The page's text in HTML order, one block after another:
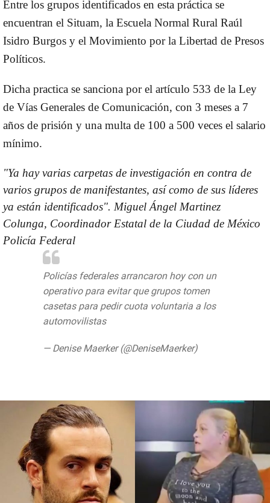
Entre los grupos identificados en esta práctica se
encuentran el Situam, la Escuela Normal Rural Raúl
Isidro Burgos y el Movimiento por la Libertad de Presos
Políticos.
Dicha practica se sanciona por el artículo 533 de la Ley
de Vías Generales de Comunicación, con 3 meses a 7
años de prisión y una multa de 100 a 500 veces el salario
mínimo.
"Ya hay varias carpetas de investigación en contra de
varios grupos de manifestantes, así como de sus líderes
ya están identificados". Miguel Ángel Martinez
Colunga, Coordinador Estatal de la Ciudad de México
Policía Federal
Policías federales arrancaron hoy con un
operativo para evitar que grupos tomen
casetas para pedir cuota voluntaria a los
automovilistaspic.twitter.com/4OiOjSzZ28
— Denise Maerker (@DeniseMaerker)